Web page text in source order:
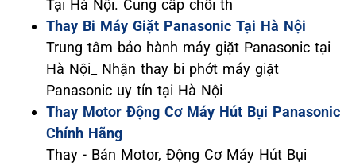
Tại Hà Nội. Cung cấp chổi th
Thay Bi Máy Giặt Panasonic Tại Hà Nội
Trung tâm bảo hành máy giặt Panasonic tại
Hà Nội_ Nhận thay bi phớt máy giặt
Panasonic uy tín tại Hà Nội
Thay Motor Động Cơ Máy Hút Bụi Panasonic
Chính Hãng
Thay - Bán Motor, Động Cơ Máy Hút Bụi